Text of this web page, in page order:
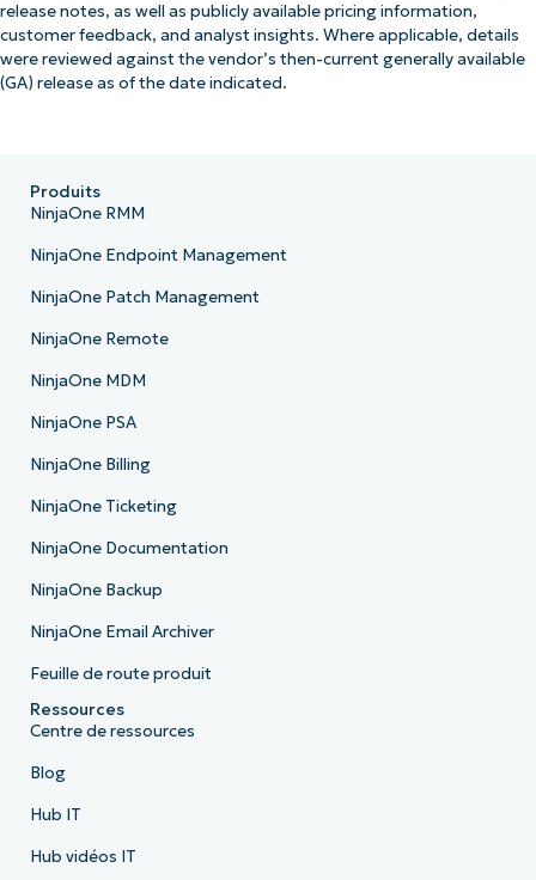
release notes, as well as publicly available pricing information,
customer feedback, and analyst insights. Where applicable, details
were reviewed against the vendor’s then-current generally available
(GA) release as of the date indicated.
Produits
NinjaOne RMM
NinjaOne Endpoint Management
NinjaOne Patch Management
NinjaOne Remote
NinjaOne MDM
NinjaOne PSA
NinjaOne Billing
NinjaOne Ticketing
NinjaOne Documentation
NinjaOne Backup
NinjaOne Email Archiver
Feuille de route produit
Ressources
Centre de ressources
Blog
Hub IT
Hub vidéos IT